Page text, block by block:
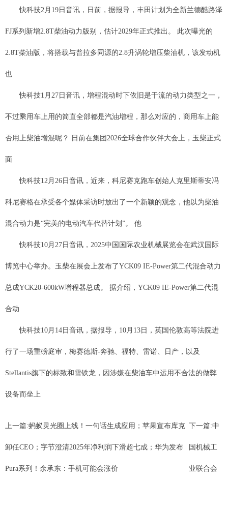
快科技2月19日音讯，日前，据报导，丰田计划为全新兰德酷路泽
FJ系列新增2.8T柴油动力版别，估计2029年正式推出。 此次曝光的
2.8T柴油版，将搭载与普拉多同源的2.8升涡轮增压柴油机，该发动机
也
快科技1月27日音讯，增程混动时下依旧是干流的动力类型之一，
不过乘用车上用的简直全部都是汽油增程，那么对应的，商用车上能
否用上柴油增混呢？ 日前在集团2026全球合作伙伴大会上，玉柴正式
面
快科技12月26日音讯，近来，科尼赛克跑车创始人克里斯蒂安冯
科尼赛格在承受各个媒体采访时放出了一个新颖的观念，他以为柴油
混合动力是“完美的电动汽车代替计划”。 他
快科技10月27日音讯，2025中国国际农业机械展览会在武汉国际
博览中心举办。玉柴在展会上发布了YCK09 IE-Power第二代混合动力
总成YCK20-600kW增程器总成。 据介绍，YCK09 IE-Power第二代混
合动
快科技10月14日音讯，据报导，10月13日，英国伦敦高等法院进
行了一场重磅庭审，梅赛德斯-奔驰、福特、雷诺、日产，以及
Stellantis旗下的标致和雪铁龙，因涉嫌在柴油车中运用不合法的做弊
设备而坐上
上一篇:蚂蚁灵光圈上线！一句话生成应用；苹果宣布库克
卸任CEO；字节澄清2025年净利润下滑超七成；华为发布
Pura系列！余承东：手机可能会涨价
下一篇:中
国机械工
业联合会